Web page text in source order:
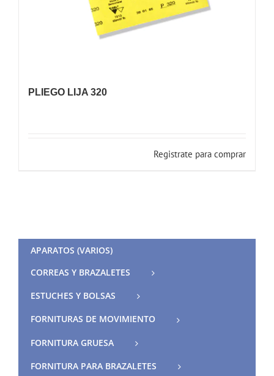
PLIEGO LIJA 320
Registrate para comprar
APARATOS (VARIOS)
CORREAS Y BRAZALETES
ESTUCHES Y BOLSAS
FORNITURAS DE MOVIMIENTO
FORNITURA GRUESA
FORNITURA PARA BRAZALETES